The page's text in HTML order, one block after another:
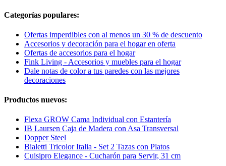
Categorías populares:
Ofertas imperdibles con al menos un 30 % de descuento
Accesorios y decoración para el hogar en oferta
Ofertas de accesorios para el hogar
Fink Living - Accesorios y muebles para el hogar
Dale notas de color a tus paredes con las mejores
decoraciones
Productos nuevos:
Flexa GROW Cama Individual con Estantería
IB Laursen Caja de Madera con Asa Transversal
Dopper Steel
Bialetti Tricolor Italia - Set 2 Tazas con Platos
Cuisipro Elegance - Cucharón para Servir, 31 cm